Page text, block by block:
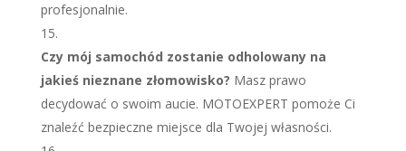
profesjonalnie.
Czy mój samochód zostanie odholowany na
jakieś nieznane złomowisko? Masz prawo
decydować o swoim aucie. MOTOEXPERT pomoże Ci
znaleźć bezpieczne miejsce dla Twojej własności.